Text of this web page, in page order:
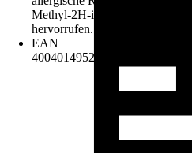
Methyl-2H-isothiazol-3-on.
hervorrufen.
EAN
4004014952122